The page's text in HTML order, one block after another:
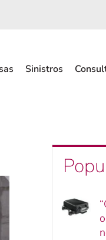
Sinistros